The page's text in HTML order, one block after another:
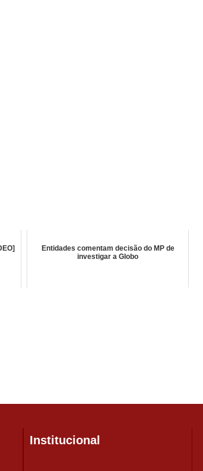
Entidades comentam decisão do MP de
investigar a Globo
Institucional